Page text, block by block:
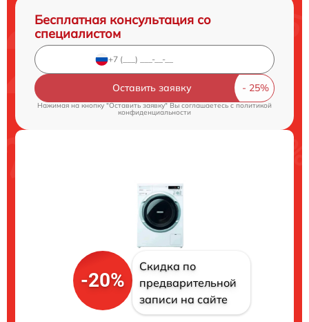
Бесплатная консультация со
специалистом
Оставить заявку
Нажимая на кнопку "Оставить заявку" Вы соглашаетесь cполитикой
конфиденциальности
-20%
Скидка по
предварительной
записи на сайте